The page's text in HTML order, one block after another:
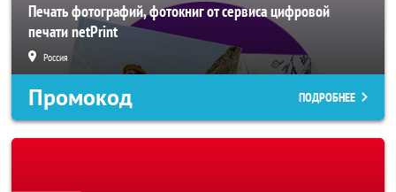
Печать фотографий, фотокниг от сервиса цифровой
печати netPrint
Россия
Промокод ПОДРОБНЕЕ